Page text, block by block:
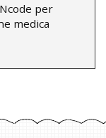
per
medica